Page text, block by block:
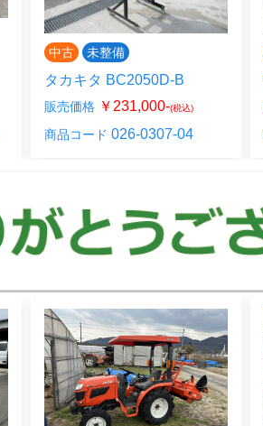
中古 未整備
タカキタ BC2050D-B
販売価格 ￥231,000-(税込)
商品コード 026-0307-04